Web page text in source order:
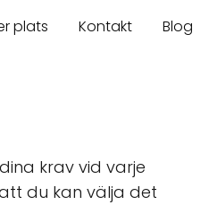
plats Kontakt Blog
krav vid varje
du kan välja det